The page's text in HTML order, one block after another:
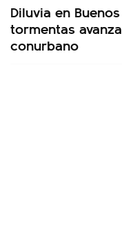
Diluvia en
tormentas
conurbano